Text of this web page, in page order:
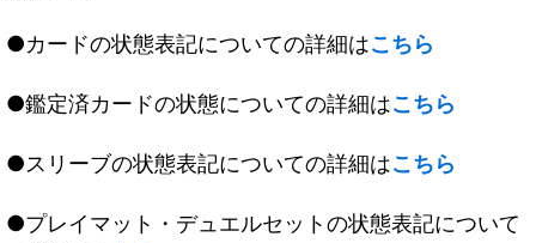
●カードの状態表記についての詳細はこちら
●鑑定済カードの状態についての詳細はこちら
●スリーブの状態表記についての詳細はこちら
●プレイマット・デュエルセットの状態表記について